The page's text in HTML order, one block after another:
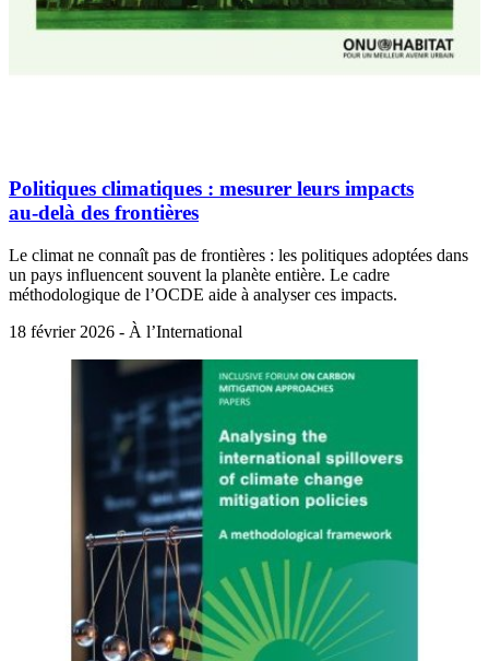
Politiques climatiques : mesurer leurs impacts
au‑delà des frontières
Le climat ne connaît pas de frontières : les politiques adoptées dans
un pays influencent souvent la planète entière. Le cadre
méthodologique de l’OCDE aide à analyser ces impacts.
18 février 2026 - À l’International